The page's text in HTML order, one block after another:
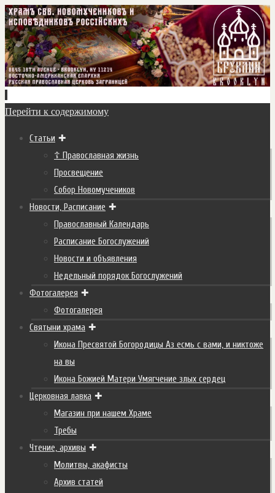
Перейти к содержимому
Статьи
☦ Православная жизнь
Просвещение
Собор Новомучеников
Новости, Расписание
Православный Календарь
Расписание Богослужений
Новости и объявления
Недельный порядок Богослужений
Фотогалерея
Фотогалерея
Святыни храма
Икона Пресвятой Богородицы Аз есмь с вами, и никтоже
на вы
Икона Божией Матери Умягчение злых сердец
Церковная лавка
Магазин при нашем Храме
Требы
Чтение, архивы
Молитвы, акафисты
Архив статей